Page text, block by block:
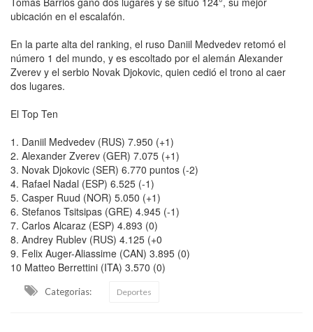
ubicación en el escalafón.
En la parte alta del ranking, el ruso Daniil Medvedev retomó el
número 1 del mundo, y es escoltado por el alemán Alexander
Zverev y el serbio Novak Djokovic, quien cedió el trono al caer
dos lugares.
El Top Ten
1. Daniil Medvedev (RUS) 7.950 (+1)
2. Alexander Zverev (GER) 7.075 (+1)
3. Novak Djokovic (SER) 6.770 puntos (-2)
4. Rafael Nadal (ESP) 6.525 (-1)
5. Casper Ruud (NOR) 5.050 (+1)
6. Stefanos Tsitsipas (GRE) 4.945 (-1)
7. Carlos Alcaraz (ESP) 4.893 (0)
8. Andrey Rublev (RUS) 4.125 (+0
9. Felix Auger-Aliassime (CAN) 3.895 (0)
10 Matteo Berrettini (ITA) 3.570 (0)
Categorias: Deportes